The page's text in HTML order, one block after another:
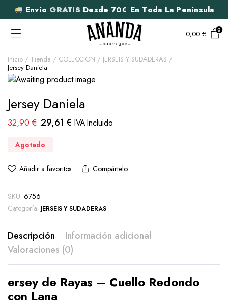
Envío GRATISDesde 70€ En Toda La Península
0,00 € 0
Inicio Tienda COLECCION
JERSEIS Y SUDADERAS
Jersey Daniela
Jersey Daniela
32,90€ 29,61 € IVA Incluido
Agotado
Añadir a favoritos Compártelo
SKU: 6756
Categoría: JERSEIS Y SUDADERAS
Descripción
Información adicional
Valoraciones (0)
ersey de Rayas – Cuello Redondo
con Lana